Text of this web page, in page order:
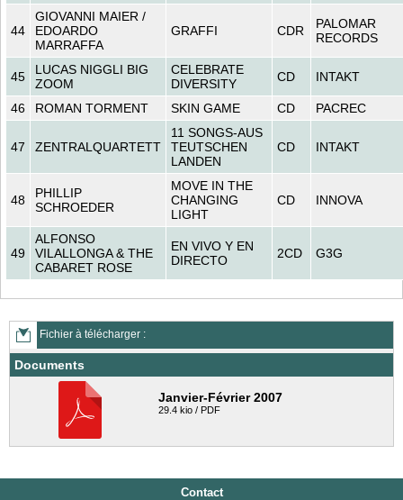
44
GIOVANNI MAIER /
EDOARDO
MARRAFFA
GRAFFI CDR
PALOMAR
RECORDS
45
LUCAS NIGGLI BIG
ZOOM
CELEBRATE
DIVERSITY
CD INTAKT
46 ROMAN TORMENT SKIN GAME CD PACREC
47 ZENTRALQUARTETT
11 SONGS-AUS
TEUTSCHEN
LANDEN
CD INTAKT
48
PHILLIP
SCHROEDER
MOVE IN THE
CHANGING
LIGHT
CD INNOVA
49
ALFONSO
VILALLONGA & THE
CABARET ROSE
EN VIVO Y EN
DIRECTO
2CD G3G
Fichier à télécharger :
Documents
Janvier-Février 2007
29.4 kio / PDF
Contact